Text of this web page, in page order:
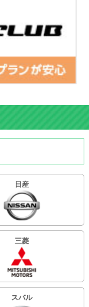
日産
三菱
スバル